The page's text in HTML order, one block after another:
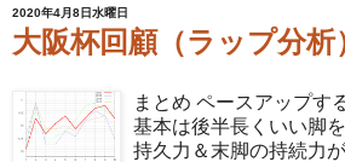
2020年4月8日水曜日
大阪杯回顧（ラップ分析
まとめ ペースアップす
基本は後半長くいい脚
持久力＆末脚の持続力